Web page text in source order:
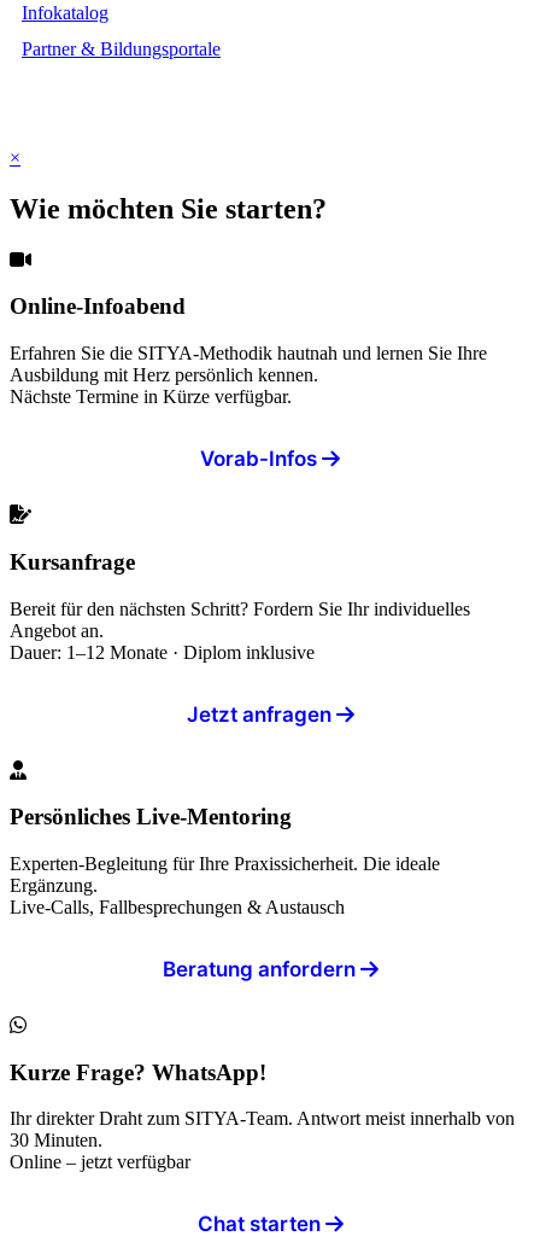
Infokatalog
Partner & Bildungsportale
×
Wie möchten Sie starten?
Online-Infoabend
Erfahren Sie die SITYA-Methodik hautnah und lernen Sie Ihre
Ausbildung mit Herz persönlich kennen.
Nächste Termine in Kürze verfügbar.
Vorab-Infos
Kursanfrage
Bereit für den nächsten Schritt? Fordern Sie Ihr individuelles
Angebot an.
Dauer: 1–12 Monate · Diplom inklusive
Jetzt anfragen
Persönliches Live-Mentoring
Experten-Begleitung für Ihre Praxissicherheit. Die ideale
Ergänzung.
Live-Calls, Fallbesprechungen & Austausch
Beratung anfordern
Kurze Frage? WhatsApp!
Ihr direkter Draht zum SITYA-Team. Antwort meist innerhalb von
30 Minuten.
Online – jetzt verfügbar
Chat starten